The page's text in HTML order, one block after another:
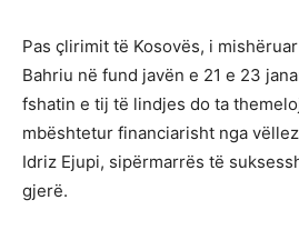
Pas çlirimit të Kosovës, i
Bahriu në fund javën e 21 e 23
fshatin e tij të lindjes do ta
mbështetur financiarisht nga
Idriz Ejupi, sipërmarrës të
gjerë.